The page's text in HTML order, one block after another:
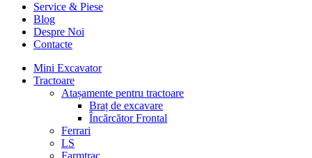
Service & Piese
Blog
Despre Noi
Contacte
Mini Excavator
Tractoare
Atașamente pentru tractoare
Braț de excavare
Încărcător Frontal
Ferrari
LS